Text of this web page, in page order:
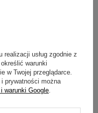
usług zgodnie z
warunki
w Twojej przeglądarce.
prywatności można
warunki Google.